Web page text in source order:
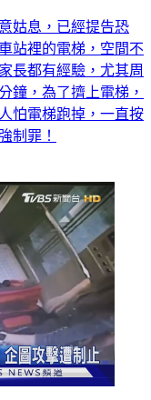
姑息，已經提告恐
站裡的電梯，空間不
長都有經驗，尤其周
鐘，為了擠上電梯，
怕電梯跑掉，一直按
制罪！